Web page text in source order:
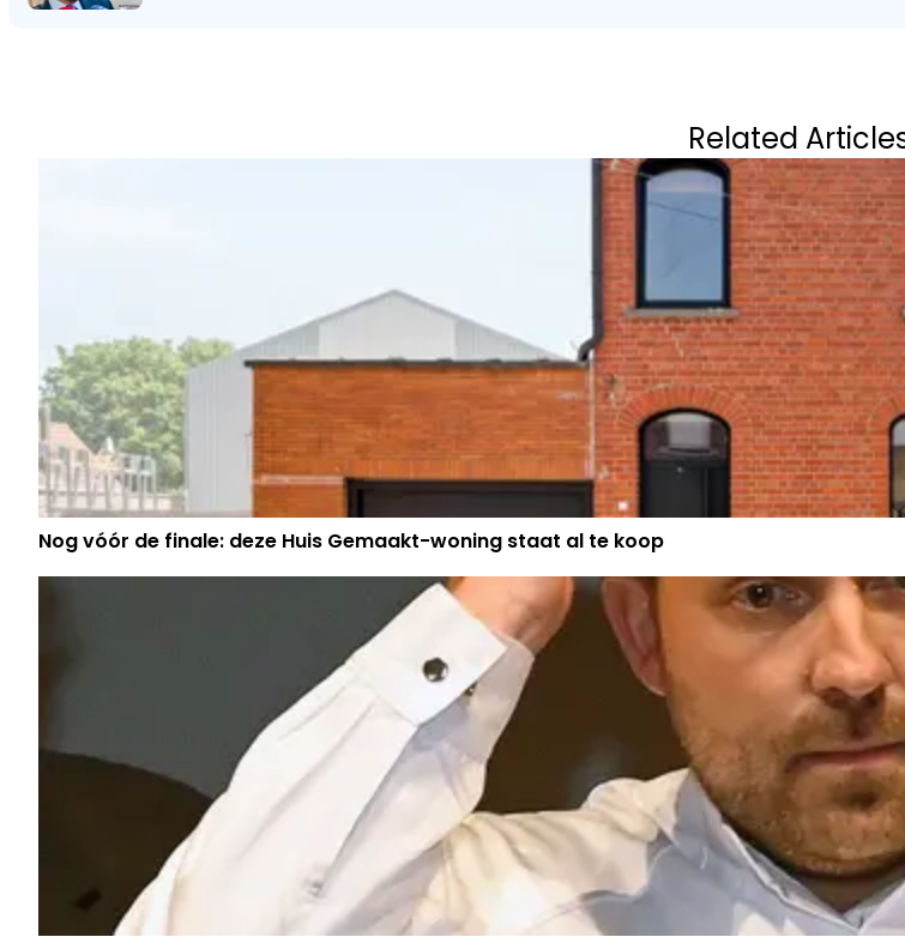
KEUKENMIDDEL EN JE TERRAS BLIJFT WEKEN
EN
Related
Nog vóór de finale: deze Huis Gemaakt-woning staat al te koop